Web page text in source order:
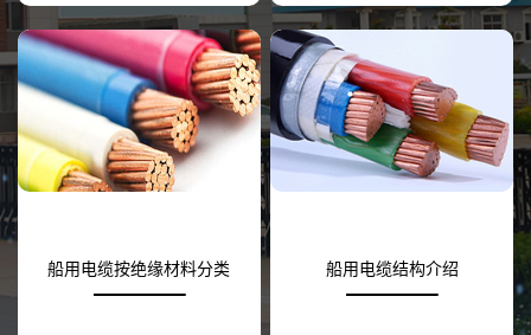
船用电缆按绝缘材料分类 船用电缆结构介绍